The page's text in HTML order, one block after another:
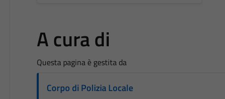
A cura di
Questa pagina è gestita da
Corpo di Polizia Locale